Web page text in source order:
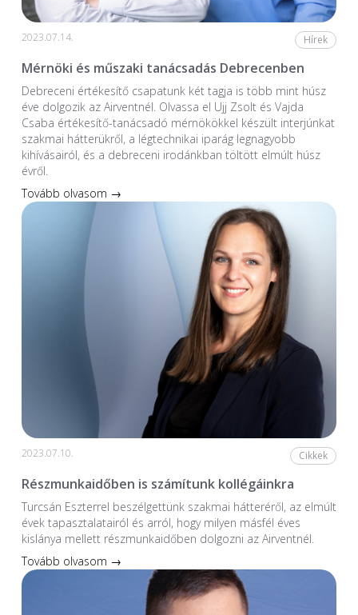
2023.07.14. Hírek
Mérnöki és műszaki tanácsadás Debrecenben
Debreceni értékesítő csapatunk két tagja is több mint húsz
éve dolgozik az Airventnél. Olvassa el Ujj Zsolt és Vajda
Csaba értékesítő-tanácsadó mérnökökkel készült interjúnkat
szakmai hátterükről, a légtechnikai iparág legnagyobb
kihívásairól, és a debreceni irodánkban töltött elmúlt húsz
évről.
Tovább olvasom →
2023.07.10. Cikkek
Részmunkaidőben is számítunk kollégáinkra
Turcsán Eszterrel beszélgettünk szakmai hátteréről, az elmúlt
évek tapasztalatairól és arról, hogy milyen másfél éves
kislánya mellett részmunkaidőben dolgozni az Airventnél.
Tovább olvasom →